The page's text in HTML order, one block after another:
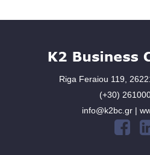
Riga Feraiou 119,
(+30)
info@k2bc.gr |